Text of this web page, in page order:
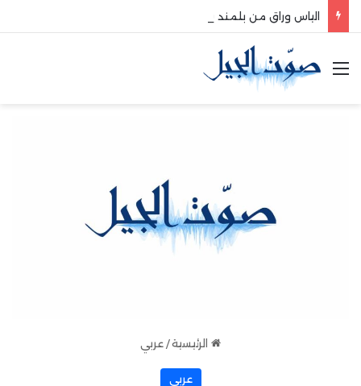
القائمة
الرئيسية/ عربي
عربي